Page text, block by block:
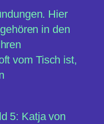
Hier
in den
vom Tisch ist,
5: Katja von